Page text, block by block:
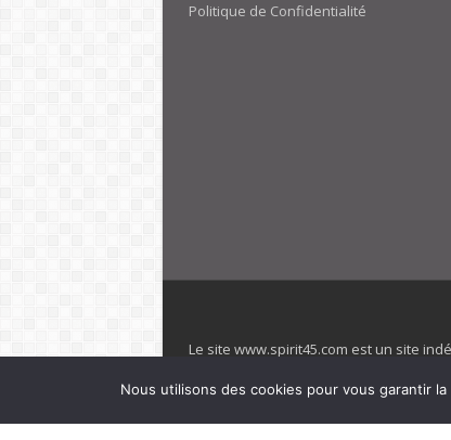
Politique de Confidentialité
Le site www.spirit45.com est un site
villages. Club Med est une marque
officiel de la marque est :
Nous utilisons des cookies pour vous garantir